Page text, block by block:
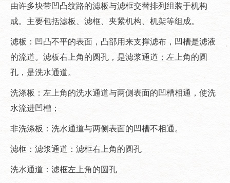
由许多块带凹凸纹路的滤板与滤框交替排列组装于机构
成。主要包括滤板、滤框、夹紧机构、机架等组成。
滤板：凹凸不平的表面，凸部用来支撑滤布，凹槽是滤液
的流道。滤板右上角的圆孔，是滤浆通道；左上角的圆
孔，是洗水通道。
洗涤板：左上角的洗水通道与两侧表面的凹槽相通，使洗
水流进凹槽；
非洗涤板：洗水通道与两侧表面的凹槽不相通。
滤框：滤浆通道：滤框右上角的圆孔
洗水通道：滤框左上角的圆孔